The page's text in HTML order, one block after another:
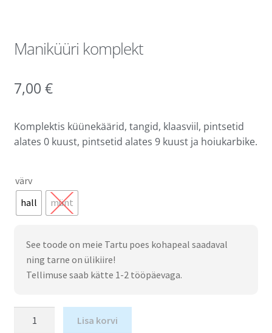
Maniküüri komplekt
7,00 €
Komplektis küünekäärid, tangid, klaasviil, pintsetid
alates 0 kuust, pintsetid alates 9 kuust ja hoiukarbike.
värv
hall
münt
See toode on meie Tartu poes kohapeal saadaval
ning tarne on ülikiire!
Tellimuse saab kätte 1-2 tööpäevaga.
Lisa korvi